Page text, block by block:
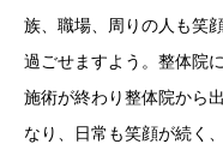
族、職場、周りの人も笑
過ごせますよう。整体院
施術が終わり整体院から
なり、日常も笑顔が続く